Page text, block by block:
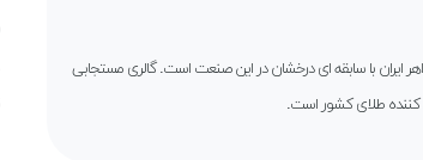
ایران با سابقه ای درخشان در این صنعت است. گالری مستجابی
کننده طلای کشور است.